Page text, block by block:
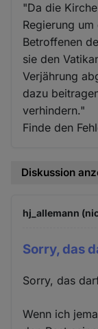
"Da die
Regierung
Betroffenen
sie den
Verjährung
dazu
verhindern."
Finde den
Diskussion
hj_allemann
Sorry, das
Sorry, das
Wenn ich